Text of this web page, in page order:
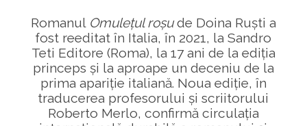
Romanul Omulețul roșude Doina Ruști a
fost reeditat în Italia, în 2021, la Sandro
Teti Editore (Roma), la 17 ani de la ediția
princeps și la aproape un deceniu de la
prima apariție italiană. Noua ediție, în
traducerea profesorului și scriitorului
Roberto Merlo, confirmă circulația